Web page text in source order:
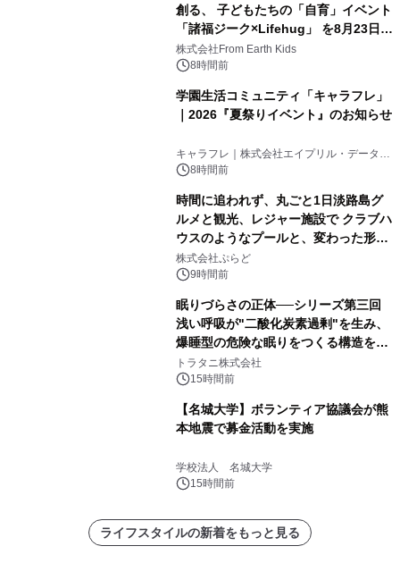
創る、 子どもたちの「自育」イベント
「諸福ジーク×Lifehug」 を8月23日
(日)開催
株式会社From Earth Kids
8時間前
学園生活コミュニティ「キャラフレ」
｜2026『夏祭りイベント』のお知らせ
キャラフレ｜株式会社エイプリル・データ・
デザインズ
8時間前
時間に追われず、丸ごと1日淡路島グ
ルメと観光、レジャー施設で クラブハ
ウスのようなプールと、変わった形の
サウナも 「THE BOXY AWAJI」のお
得な素泊まり連泊プランで
株式会社ぷらど
9時間前
眠りづらさの正体──シリーズ第三回
浅い呼吸が"二酸化炭素過剰"を生み、
爆睡型の危険な眠りをつくる構造を解
説
トラタニ株式会社
15時間前
【名城大学】ボランティア協議会が熊
本地震で募金活動を実施
学校法人 名城大学
15時間前
ライフスタイルの新着をもっと見る